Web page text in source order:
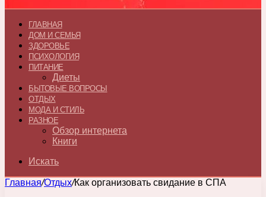
ГЛАВНАЯ
ДОМ И СЕМЬЯ
ЗДОРОВЬЕ
ПСИХОЛОГИЯ
ПИТАНИЕ
Диеты
БЫТОВЫЕ ВОПРОСЫ
ОТДЫХ
МОДА И СТИЛЬ
РАЗНОЕ
Обзор интернета
Книги
Искать
Главная/Отдых/Как организовать свидание в СПА